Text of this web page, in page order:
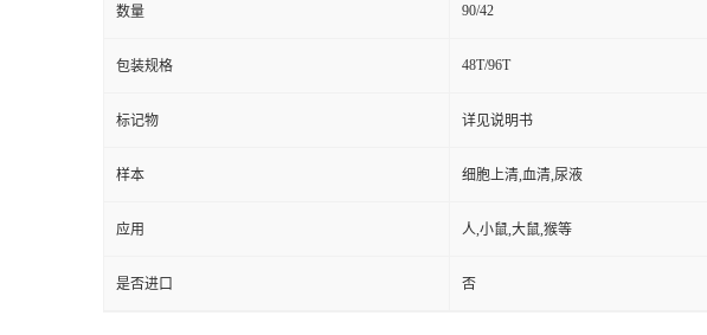
数量 90/42
包装规格 48T/96T
标记物 详见说明书
样本 细胞上清,血清,尿液
应用 人,小鼠,大鼠,猴等
是否进口 否